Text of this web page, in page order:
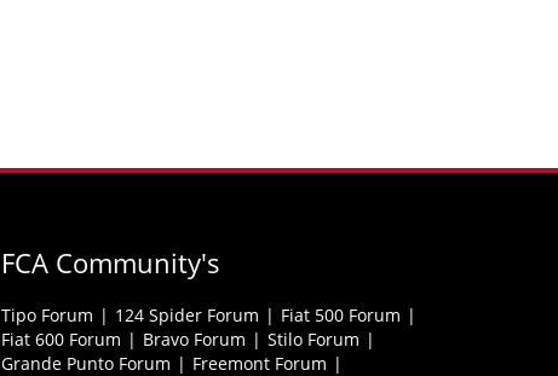
FCA Community's
Tipo Forum 124 Spider Forum
Fiat 500 Forum
Fiat 600 Forum
Bravo Forum
Stilo Forum
Grande Punto Forum
Freemont Forum